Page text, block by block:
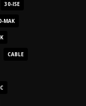
30-ISE
MAK
CABLE